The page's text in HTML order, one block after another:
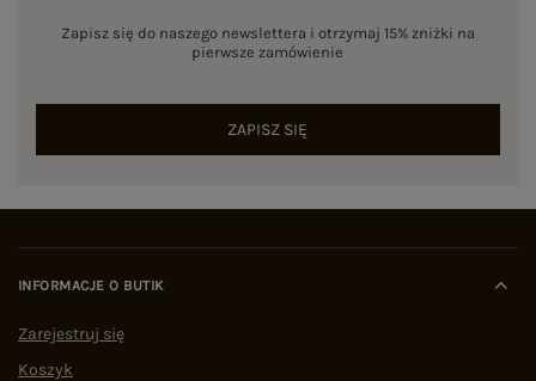
Zapisz się do naszego newslettera i otrzymaj 15% zniżki na
pierwsze zamówienie
ZAPISZ SIĘ
INFORMACJE O BUTIK
Zarejestruj się
Koszyk